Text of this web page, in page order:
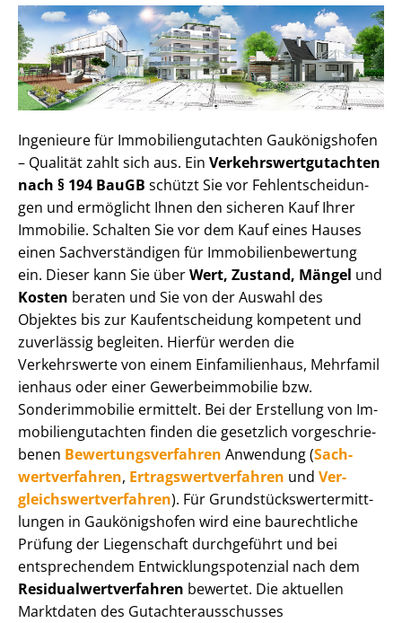
Ingenieure für Im­mo­bi­li­en­gut­ach­ten Gaukönigshofen
– Qualität zahlt sich aus. Ein Ver­kehrs­wert­gut­ach­ten
nach § 194 BauGB schützt Sie vor Fehl­ent­schei­dun­
gen und ermöglicht Ihnen den sicheren Kauf Ihrer
Immobilie. Schalten Sie vor dem Kauf eines Hauses
einen Sach­ver­stän­di­gen für Im­mo­bi­li­en­be­wer­tung
ein. Dieser kann Sie überWert, Zustand, Mängel und
Kosten beraten und Sie von der Auswahl des
Objektes bis zur Kauf­ent­schei­dung kompetent und
zuverlässig begleiten. Hierfür werden die
Verkehrswerte von einem Einfamilienhaus, Mehr­fa­mi­l
i­en­haus oder einer Ge­wer­be­im­mo­bi­lie bzw.
Sonderimmobilie ermittelt. Bei der Erstellung von Im­
mo­bi­li­en­gut­ach­ten finden die gesetzlich vor­ge­schrie­
be­nen Be­wer­tungs­ver­fah­ren Anwendung (Sach­
wert­ver­fah­ren, Er­trags­wert­ver­fah­ren und Ver­
gleichs­wert­ver­fah­ren). Für Grund­stücks­wert­ermitt­
lun­gen in Gaukönigshofen wird eine baurechtliche
Prüfung der Liegenschaft durchgeführt und bei
entsprechendem Ent­wick­lungs­po­ten­zi­al nach dem
Re­si­du­al­wert­ver­fah­ren bewertet. Die aktuellen
Marktdaten des Gut­ach­ter­aus­schus­ses